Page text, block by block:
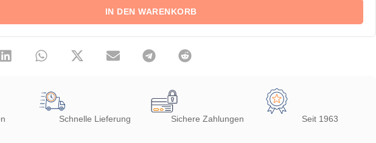
IN DEN WARENKORB
Schnelle Lieferung Sichere Zahlungen Seit 1963